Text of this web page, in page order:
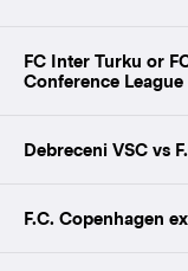
FC Inter Turku or
Conference
Debreceni VSC vs
F.C. Copenhagen